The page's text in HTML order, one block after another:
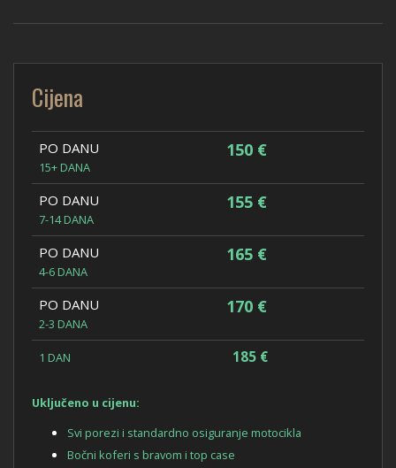
Cijena
PO DANU
15+ DANA
150 €
PO DANU
7-14 DANA
155 €
PO DANU
4-6 DANA
165 €
PO DANU
2-3 DANA
170 €
1 DAN 185 €
Uključeno u cijenu:
Svi porezi i standardno osiguranje motocikla
Bočni koferi s bravom i top case